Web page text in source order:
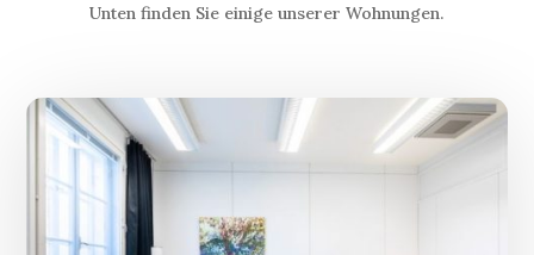
Unten finden Sie einige unserer Wohnungen.